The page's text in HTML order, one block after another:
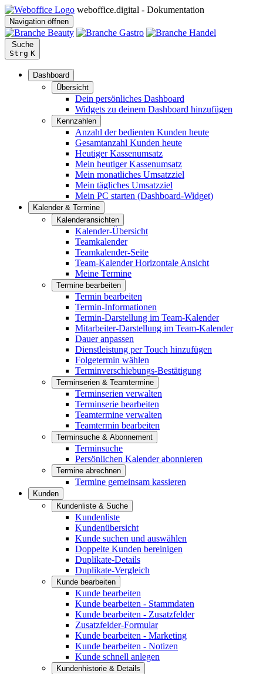
weboffice.digital - Dokumentation
Navigation öffnen
Suche
Strg K
Dashboard
Übersicht
Dein persönliches Dashboard
Widgets zu deinem Dashboard hinzufügen
Kennzahlen
Anzahl der bedienten Kunden heute
Gesamtanzahl Kunden heute
Heutiger Kassenumsatz
Mein heutiger Kassenumsatz
Mein monatliches Umsatzziel
Mein tägliches Umsatzziel
Mein PC starten (Dashboard-Widget)
Kalender & Termine
Kalenderansichten
Kalender-Übersicht
Teamkalender
Teamkalender-Seite
Team-Kalender Horizontale Ansicht
Meine Termine
Termine bearbeiten
Termin bearbeiten
Termin-Informationen
Termin-Darstellung im Team-Kalender
Mitarbeiter-Darstellung im Team-Kalender
Dauer anpassen
Dienstleistung per Touch hinzufügen
Folgetermin wählen
Terminverschiebungs-Bestätigung
Terminserien & Teamtermine
Terminserien verwalten
Terminserie bearbeiten
Teamtermine verwalten
Teamtermin bearbeiten
Terminsuche & Abonnement
Terminsuche
Persönlichen Kalender abonnieren
Termine abrechnen
Termine gemeinsam kassieren
Kunden
Kundenliste & Suche
Kundenliste
Kundenübersicht
Kunde suchen und auswählen
Doppelte Kunden bereinigen
Duplikate-Details
Duplikate-Vergleich
Kunde bearbeiten
Kunde bearbeiten
Kunde bearbeiten - Stammdaten
Kunde bearbeiten - Zusatzfelder
Zusatzfelder-Formular
Kunde bearbeiten - Marketing
Kunde bearbeiten - Notizen
Kunde schnell anlegen
Kundenhistorie & Details